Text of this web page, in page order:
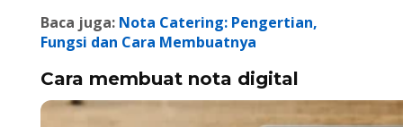
Baca juga: Nota Catering: Pengertian,
Fungsi dan Cara Membuatnya
Cara membuat nota digital